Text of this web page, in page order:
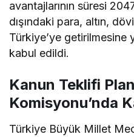
avantajlarının süresi
dışındaki para, altın,
Türkiye’ye getirilmesine
kabul edildi.
Kanun Teklifi
Komisyonu’nda
Türkiye Büyük Millet